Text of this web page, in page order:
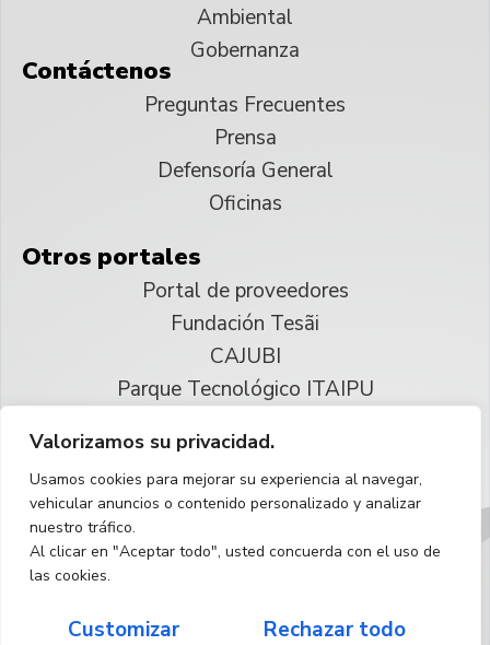
Valorizamos su privacidad.
Usamos cookies para mejorar su experiencia al navegar,
vehicular anuncios o contenido personalizado y analizar
nuestro tráfico.
Al clicar en "Aceptar todo", usted concuerda con el uso de
las cookies.
Customizar Rechazar todo
Ambiental
Gobernanza
Contáctenos
Preguntas Frecuentes
Prensa
Defensoría General
Oficinas
Otros portales
Portal de proveedores
Fundación Tesãi
CAJUBI
Parque Tecnológico ITAIPU
Reservados todos los derechos
Español